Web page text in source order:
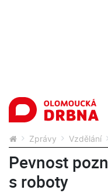
Zprávy Vzdělání
Pevnost
s roboty